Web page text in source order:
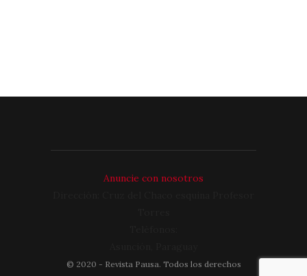
Anuncie con nosotros
© 2020 - Revista Pausa. Todos los derechos